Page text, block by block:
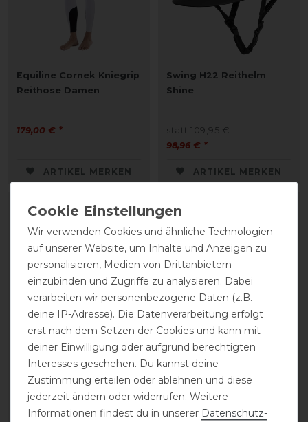
Equiline Cornek Kniegrip
Reithose Damen
179,00 € *
ARTIKEL MERKEN
Swing H22 Reithelm
Shine
statt 109,95 €
98,96 € *
ARTIKEL MERKEN
Equiline Cornek Kniegrip
Reithose Damen
179,00 € *
Equiline Cornek Kniegrip
Reithose Damen
Wir verwenden Cookies und ähnliche Technologien
auf unserer Website, um Inhalte und Anzeigen zu
personalisieren, Medien von Drittanbietern
einzubinden und Zugriffe zu analysieren. Dabei
verarbeiten wir personenbezogene Daten (z.B.
deine IP-Adresse). Die Datenverarbeitung erfolgt
erst nach dem Setzen der Cookies und kann mit
deiner Einwilligung oder aufgrund berechtigten
Interesses geschehen. Du kannst deine
Zustimmung erteilen oder ablehnen und diese
jederzeit ändern oder widerrufen. Weitere
Informationen findest du in unserer Daten­schutz­